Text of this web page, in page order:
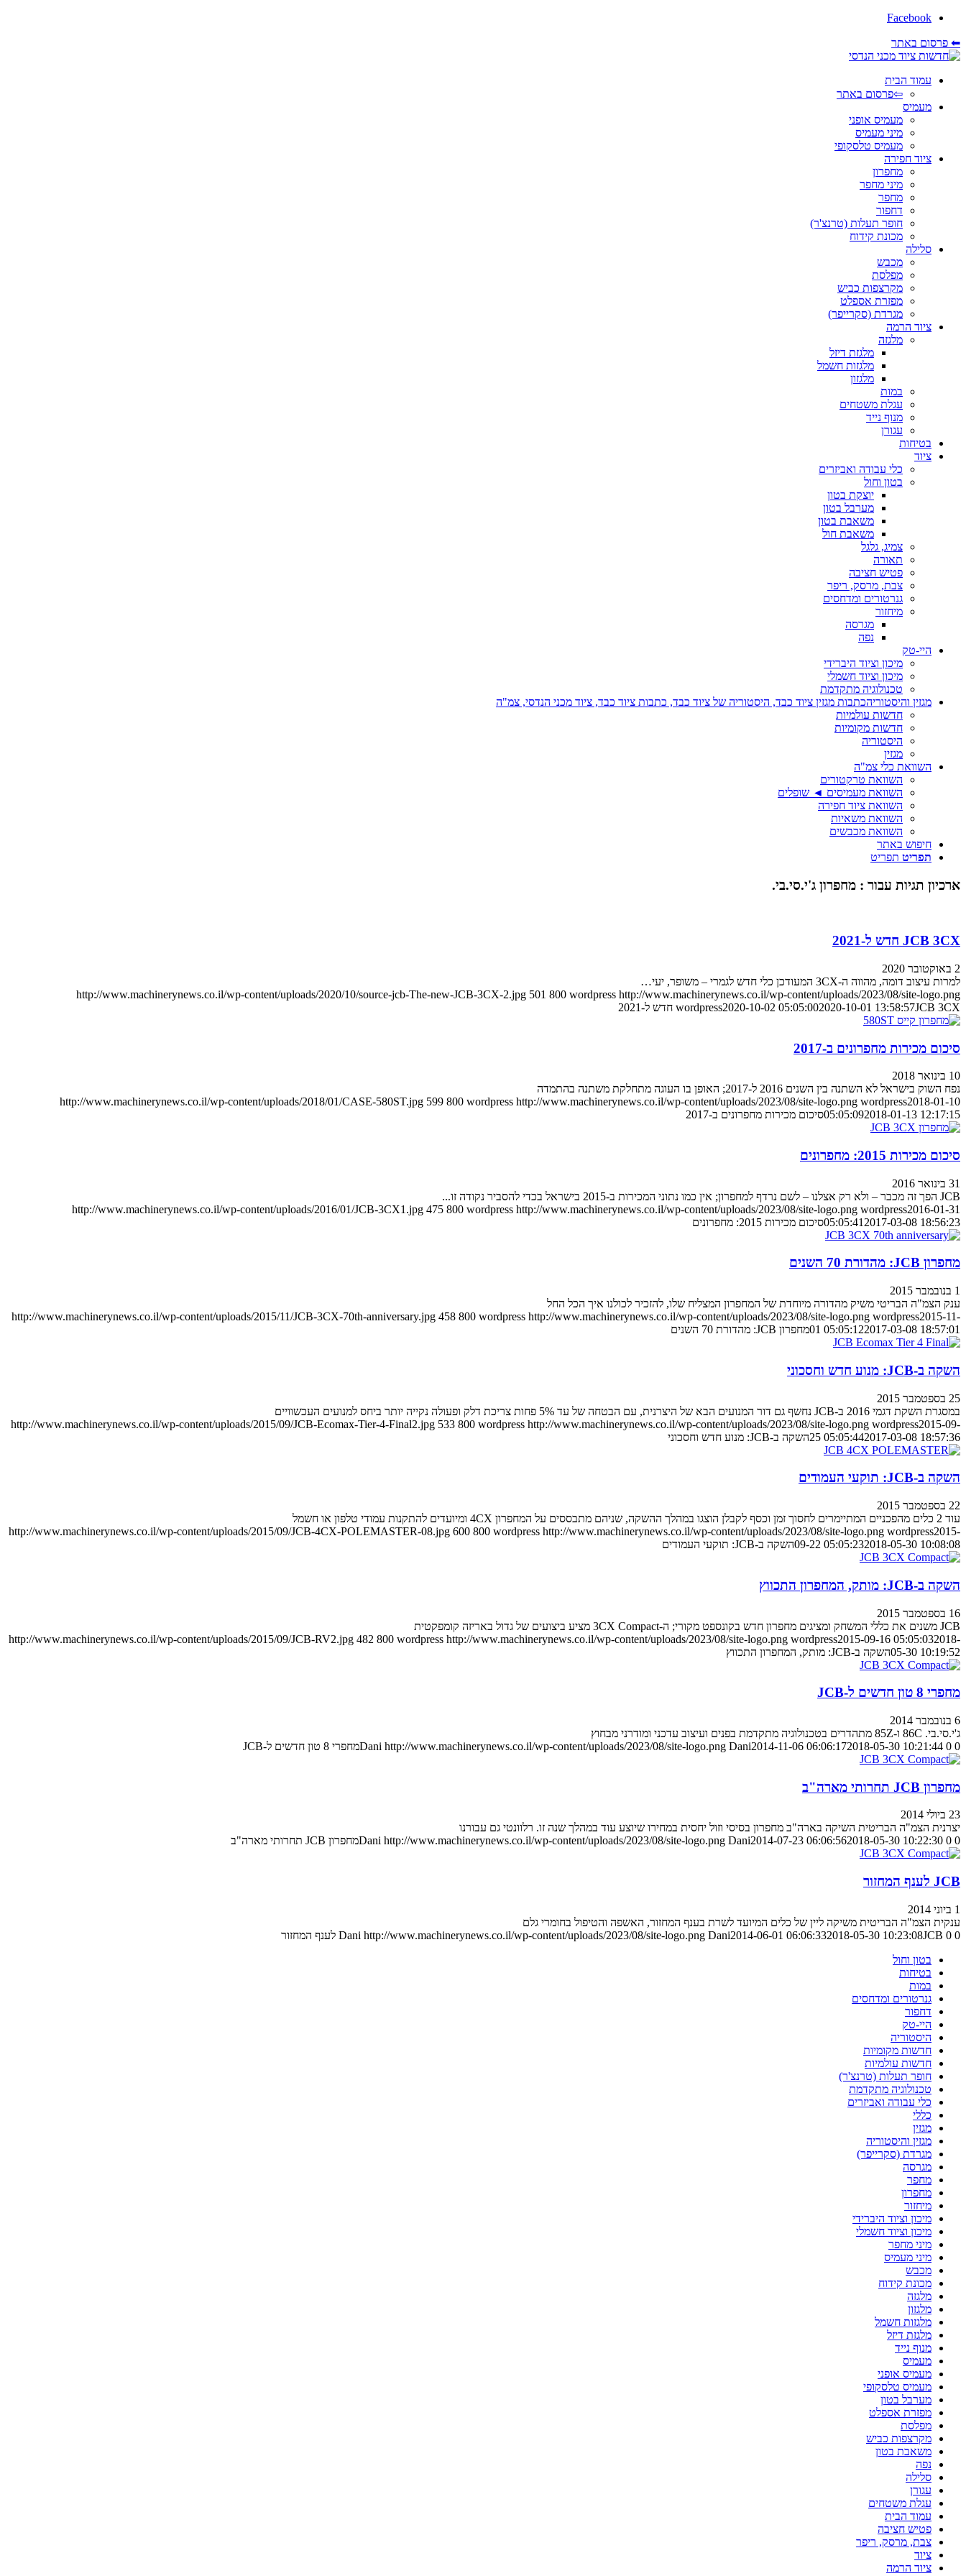
Facebook
⬅ פרסום באתר
עמוד הבית
⇦פרסום באתר
מעמיס
מעמיס אופני
מיני מעמיס
מעמיס טלסקופי
ציוד חפירה
מחפרון
מיני מחפר
מחפר
דחפור
חופר תעלות (טרנצ'ר)
מכונת קידוח
סלילה
מכבש
מפלסת
מקרצפות כביש
מפזרת אספלט
מגרדת (סקרייפר)
ציוד הרמה
מלגזה
מלגזת דיזל
מלגזות חשמל
מלגזון
במות
עגלת משטחים
מנוף נייד
עגורן
בטיחות
ציוד
כלי עבודה ואביזרים
בטון וחול
יוצקת בטון
מערבל בטון
משאבת בטון
משאבת חול
צמיג, גלגל
תאורה
פטיש חציבה
צבת, מרסק, ריפר
גנרטורים ומדחסים
מיחזור
מגרסה
נפה
היי-טק
מיכון וציוד היברידי
מיכון וציוד חשמלי
טכנולוגיה מתקדמת
מגזין והיסטוריהכתבות מגזין ציוד כבד, היסטוריה של ציוד כבד, כתבות ציוד כבד, ציוד מכני הנדסי, צמ"ה
חדשות עולמיות
חדשות מקומיות
היסטוריה
מגזין
השוואת כלי צמ"ה
השוואת טרקטורים
השוואת מעמיסים ◄ שופלים
השוואת ציוד חפירה
השוואת משאיות
השוואת מכבשים
חיפוש באתר
תפריט תפריט
ארכיון תגיות עבור : מחפרון ג'י.סי.בי.
JCB 3CX חדש ל-2021
2 באוקטובר 2020
למרות עיצוב דומה, מהווה ה-3CX המעודכן כלי חדש לגמרי – משופר, יעי…
http://www.machinerynews.co.il/wp-content/uploads/2020/10/source-jcb-The-new-JCB-3CX-2.jpg 501 800 wordpress http://www.machinerynews.co.il/wp-content/uploads/2023/08/site-logo.png
wordpress2020-10-02 05:05:002020-10-01 13:58:57JCB 3CX חדש ל-2021
סיכום מכירות מחפרונים ב-2017
10 בינואר 2018
נפח השוק בישראל לא השתנה בין השנים 2016 ל-2017; האופן בו העוגה מתחלקת משתנה בהתמדה
http://www.machinerynews.co.il/wp-content/uploads/2018/01/CASE-580ST.jpg 599 800 wordpress http://www.machinerynews.co.il/wp-content/uploads/2023/08/site-logo.png wordpress2018-01-10
05:05:092018-01-13 12:17:15 סיכום מכירות מחפרונים ב-2017
סיכום מכירות 2015: מחפרונים
31 בינואר 2016
JCB הפך זה מכבר – ולא רק אצלנו – לשם נרדף למחפרון; אין כמו נתוני המכירות ב-2015 בישראל בכדי להסביר נקודה זו...
http://www.machinerynews.co.il/wp-content/uploads/2016/01/JCB-3CX1.jpg 475 800 wordpress http://www.machinerynews.co.il/wp-content/uploads/2023/08/site-logo.png wordpress2016-01-31
05:05:41 2017-03-08 18:56:23 סיכום מכירות 2015: מחפרונים
מחפרון JCB: מהדורת 70 השנים
1 בנובמבר 2015
ענק הצמ"ה הבריטי משיק מהדורה מיוחדת של המחפרון המצליח שלו, להזכיר לכולנו איך הכל החל
http://www.machinerynews.co.il/wp-content/uploads/2015/11/JCB-3CX-70th-anniversary.jpg 458 800 wordpress http://www.machinerynews.co.il/wp-content/uploads/2023/08/site-logo.png wordpress2015-11-
01 05:05:122017-03-08 18:57:01 מחפרון JCB: מהדורת 70 השנים
השקה ב-JCB: מנוע חדש וחסכוני
25 בספטמבר 2015
במסגרת השקת דגמי 2016 ב-JCB נחשף גם דור המנועים הבא של היצרנית, עם הבטחה של עד 5% פחות צריכת דלק ופעולה נקייה יותר ביחס למנועים העכשוויים
http://www.machinerynews.co.il/wp-content/uploads/2015/09/JCB-Ecomax-Tier-4-Final2.jpg 533 800 wordpress http://www.machinerynews.co.il/wp-content/uploads/2023/08/site-logo.png wordpress2015-09-
25 05:05:442017-03-08 18:57:36 השקה ב-JCB: מנוע חדש וחסכוני
השקה ב-JCB: תוקעי העמודים
22 בספטמבר 2015
עוד 2 כלים מהפכניים המתיימרים לחסוך זמן וכסף לקבלן הוצגו במהלך ההשקה, שניהם מתבססים על המחפרון 4CX ומיועדים להתקנות עמודי טלפון או חשמל
http://www.machinerynews.co.il/wp-content/uploads/2015/09/JCB-4CX-POLEMASTER-08.jpg 600 800 wordpress http://www.machinerynews.co.il/wp-content/uploads/2023/08/site-logo.png wordpress2015-
09-22 05:05:232018-05-30 10:08:08 השקה ב-JCB: תוקעי העמודים
השקה ב-JCB: מותק, המחפרון התכווץ
16 בספטמבר 2015
JCB משנים את כללי המשחק ומציגים מחפרון חדש בקונספט מקורי; ה-3CX Compact מציע ביצועים של גדול באריזה קומפקטית
http://www.machinerynews.co.il/wp-content/uploads/2015/09/JCB-RV2.jpg 482 800 wordpress http://www.machinerynews.co.il/wp-content/uploads/2023/08/site-logo.png wordpress2015-09-16 05:05:032018-
05-30 10:19:52השקה ב-JCB: מותק, המחפרון התכווץ
מחפרי 8 טון חדשים ל-JCB
6 בנובמבר 2014
ג'י.סי.בי. 86C ו-85Z מתהדרים בטכנולוגיה מתקדמת בפנים ועיצוב עדכני ומודרני מבחוץ
0
0
Dani http://www.machinerynews.co.il/wp-content/uploads/2023/08/site-logo.png Dani2014-11-06 06:06:172018-05-30 10:21:44 מחפרי 8 טון חדשים ל-JCB
מחפרון JCB תחרותי מארה"ב
23 ביולי 2014
יצרנית הצמ"ה הבריטית השיקה בארה"ב מחפרון בסיסי וזול יחסית במחירו שיוצע עוד במהלך שנה זו. רלוונטי גם עבורנו
0
0
Dani http://www.machinerynews.co.il/wp-content/uploads/2023/08/site-logo.png Dani2014-07-23 06:06:562018-05-30 10:22:30 מחפרון JCB תחרותי מארה"ב
JCB לענף המחזור
1 ביוני 2014
ענקית הצמ"ה הבריטית משיקה ליין של כלים המיועד לשרת בענף המחזור, האשפה והטיפול בחומרי גלם
0
0
Dani http://www.machinerynews.co.il/wp-content/uploads/2023/08/site-logo.png Dani2014-06-01 06:06:332018-05-30 10:23:08JCB לענף המחזור
בטון וחול
בטיחות
במות
גנרטורים ומדחסים
דחפור
היי-טק
היסטוריה
חדשות מקומיות
חדשות עולמיות
חופר תעלות (טרנצ'ר)
טכנולוגיה מתקדמת
כלי עבודה ואביזרים
כללי
מגזין
מגזין והיסטוריה
מגרדת (סקרייפר)
מגרסה
מחפר
מחפרון
מיחזור
מיכון וציוד היברידי
מיכון וציוד חשמלי
מיני מחפר
מיני מעמיס
מכבש
מכונת קידוח
מלגזה
מלגזון
מלגזות חשמל
מלגזת דיזל
מנוף נייד
מעמיס
מעמיס אופני
מעמיס טלסקופי
מערבל בטון
מפזרת אספלט
מפלסת
מקרצפות כביש
משאבת בטון
נפה
סלילה
עגורן
עגלת משטחים
עמוד הבית
פטיש חציבה
צבת, מרסק, ריפר
ציוד
ציוד הרמה